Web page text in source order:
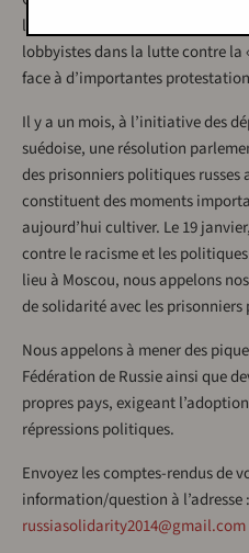
l’odieuse députée Elena
lobbyistes dans la lutte contre la
face à d’importantes
Il y a un mois, à l’initiative des
suédoise, une résolution
des prisonniers politiques russes
constituent des moments
aujourd’hui cultiver. Le 19
contre le racisme et les
lieu à Moscou, nous appelons
de solidarité avec les prisonniers
Nous appelons à mener des
Fédération de Russie ainsi que
propres pays, exigeant
répressions politiques.
Envoyez les comptes-rendus de
information/question à l’adresse :
russiasolidarity2014@gmail.com